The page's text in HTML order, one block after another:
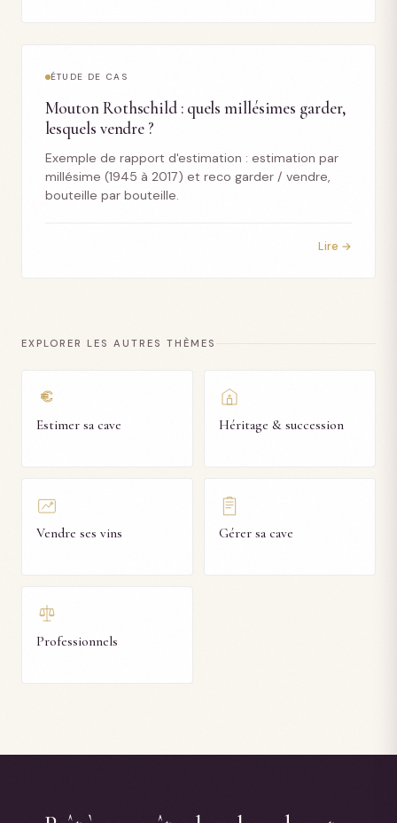
ÉTUDE DE CAS
Mouton Rothschild : quels millésimes garder,
lesquels vendre ?
Exemple de rapport d'estimation : estimation par
millésime (1945 à 2017) et reco garder / vendre,
bouteille par bouteille.
Lire →
EXPLORER LES AUTRES THÈMES
€
Estimer sa cave Héritage & succession
Vendre ses vins Gérer sa cave
Professionnels